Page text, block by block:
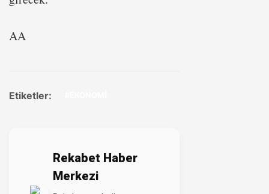
AA
Etiketler:
Rekabet Haber
Merkezi